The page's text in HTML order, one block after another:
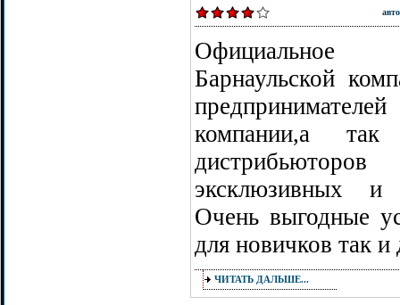
Официальное
Барнаульской
компании,а
эксклюзивных и
Очень выгодные
для новичков так
ЧИТАТЬ ДАЛЬШЕ...